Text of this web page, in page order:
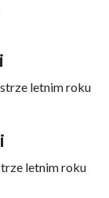
letnim roku
letnim roku